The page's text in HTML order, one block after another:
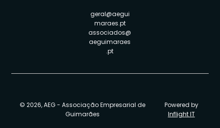
geral@aegui
maraes.pt
associados@
aeguimaraes
.pt
© 2026, AEG - Associação Empresarial de
Guimarães
Powered by
Inflight IT